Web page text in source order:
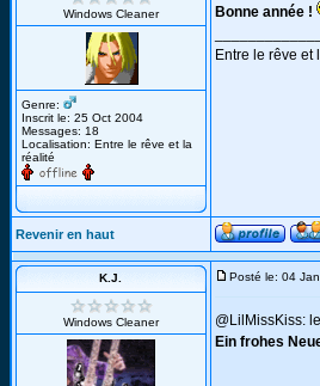
Windows Cleaner
Genre:
Inscrit le: 25 Oct 2004
Messages: 18
Localisation: Entre le rêve et la
réalité
Bonne année !
Entre le rêve et
Revenir en haut
K.J.
Windows Cleaner
Posté le: 04
@LilMissKiss:
Ein frohes